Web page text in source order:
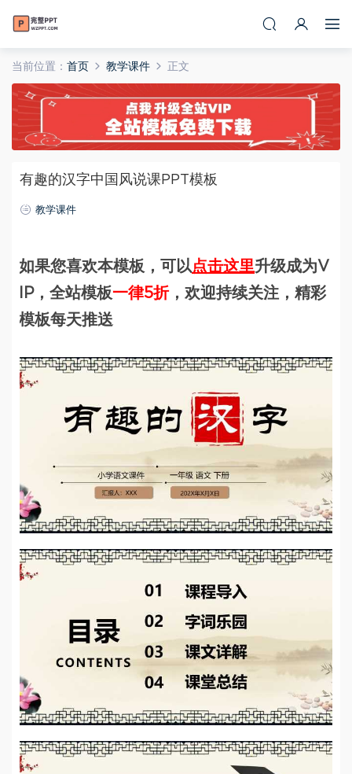
当前位置： 首页 教学课件 正文
有趣的汉字中国风说课PPT模板
教学课件
如果您喜欢本模板，可以点击这里升级成为V
IP，全站模板一律5折，欢迎持续关注，精彩
模板每天推送